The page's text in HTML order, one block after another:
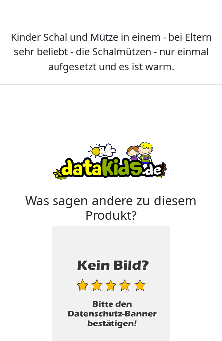
Kinder Schal und Mütze in einem - bei Eltern
sehr beliebt - die Schalmützen - nur einmal
aufgesetzt und es ist warm.
Was sagen andere zu diesem
Produkt?